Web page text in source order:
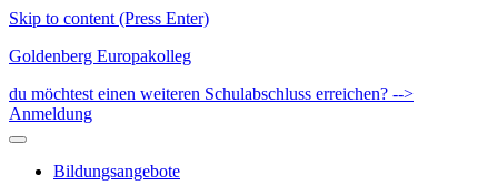
Skip to content (Press Enter)
Goldenberg Europakolleg
du möchtest einen weiteren Schulabschluss erreichen? -->
Anmeldung
Bildungsangebote